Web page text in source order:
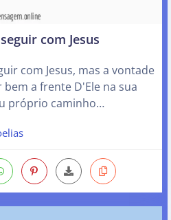
com Jesus
com Jesus, mas a vontade
a frente D'Ele na sua
próprio caminho…